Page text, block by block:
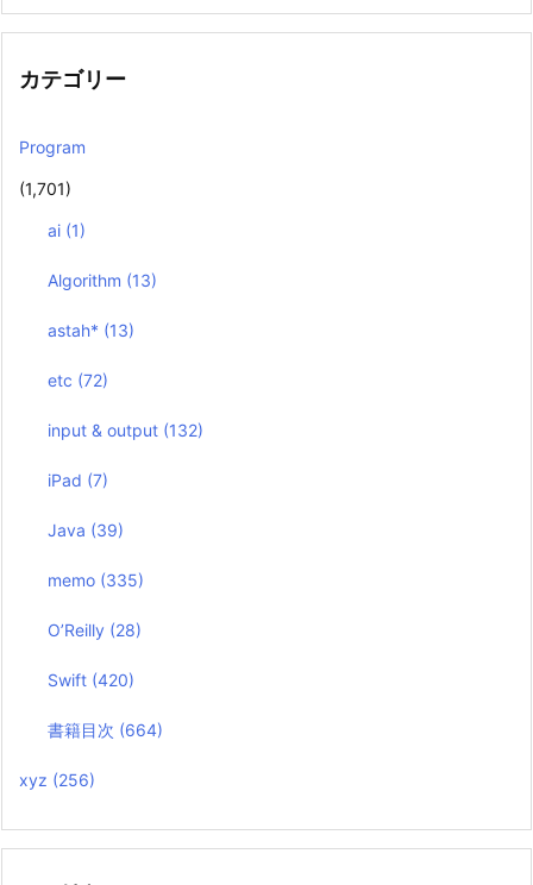
カテゴリー
Program
(1,701)
ai (1)
Algorithm (13)
astah* (13)
etc (72)
input & output (132)
iPad (7)
Java (39)
memo (335)
O’Reilly (28)
Swift (420)
書籍目次 (664)
xyz (256)